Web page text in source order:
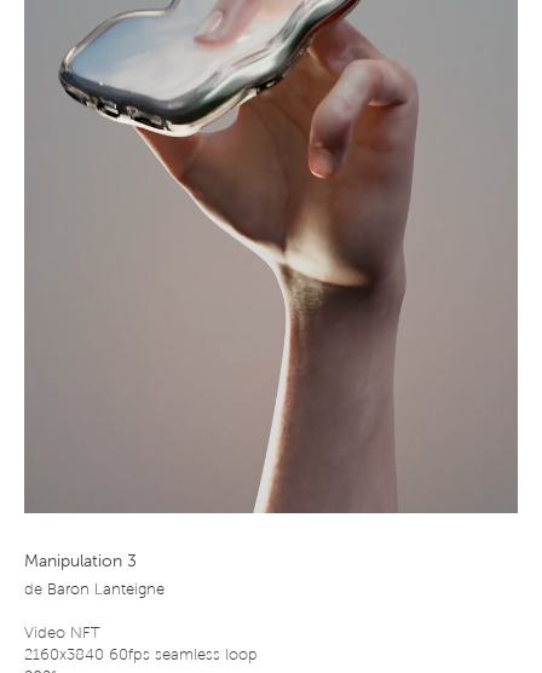
Manipulation 3
de Baron Lanteigne
Video NFT
2160x3840 60fps seamless loop